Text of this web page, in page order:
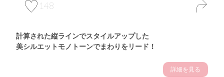
148
計算された縦ラインでスタイルアップした
美シルエットモノトーンでまわりをリード！
詳細を見る